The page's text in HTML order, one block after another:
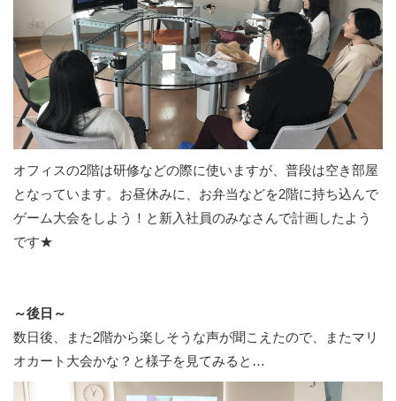
オフィスの2階は研修などの際に使いますが、普段は空き部屋
となっています。お昼休みに、お弁当などを2階に持ち込んで
ゲーム大会をしよう！と新入社員のみなさんで計画したよう
です★
～後日～
数日後、また2階から楽しそうな声が聞こえたので、またマリ
オカート大会かな？と様子を見てみると…